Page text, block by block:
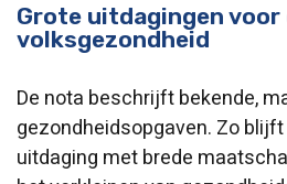
Grote uitdagingen voor
volksgezondheid
De nota beschrijft bekende,
gezondheidsopgaven. Zo
uitdaging met brede